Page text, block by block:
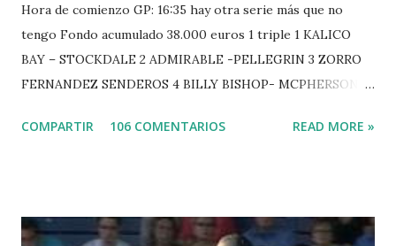
Hora de comienzo GP: 16:35 hay otra serie más que no
tengo Fondo acumulado 38.000 euros 1 triple 1 KALICO
BAY – STOCKDALE 2 ADMIRABLE -PELLEGRIN 3 ZORRO
FERNANDEZ SENDEROS 4 BILLY BISHOP- MCPHERSON 5
-EPAILLARD 7 GIG AMAI M WHITAKER 8 SILVANA DU
POWER - MILLAR 5 ARMANIE -VOORN 6 QUERLYBET
COMPARTIR 106 COMENTARIOS READ MORE »